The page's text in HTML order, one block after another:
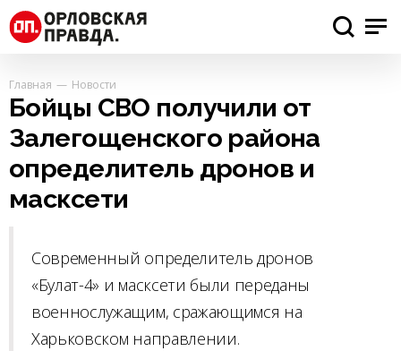
Главная Новости
Бойцы СВО получили от
Залегощенского района
определитель дронов и
масксети
Современный определитель дронов
«Булат-4» и масксети были переданы
военнослужащим, сражающимся на
Харьковском направлении.